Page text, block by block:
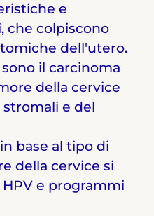
e
colpiscono
dell'utero.
il carcinoma
della cervice
e del
base al tipo di
della cervice si
e programmi